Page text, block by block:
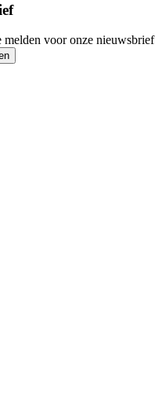
voor onze nieuwsbrief